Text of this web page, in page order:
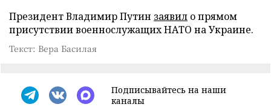
Президент Владимир Путин заявил о прямом
присутствии военнослужащих НАТО на Украине.
Текст: Вера Басилая
Подписывайтесь на наши
каналы